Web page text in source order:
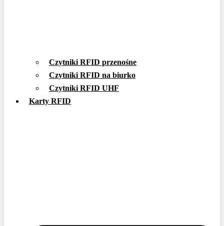
Czytniki RFID przenośne
Czytniki RFID na biurko
Czytniki RFID UHF
Karty RFID